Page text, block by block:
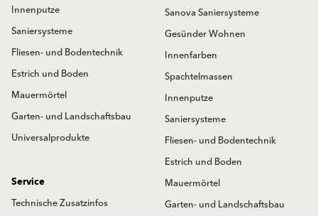
Innenputze
Saniersysteme
Fliesen- und Bodentechnik
Estrich und Boden
Mauermörtel
Garten- und Landschaftsbau
Universalprodukte
Sanova Saniersysteme
Gesünder Wohnen
Innenfarben
Spachtelmassen
Innenputze
Saniersysteme
Fliesen- und Bodentechnik
Estrich und Boden
Mauermörtel
Garten- und Landschaftsbau
Service
Technische Zusatzinfos